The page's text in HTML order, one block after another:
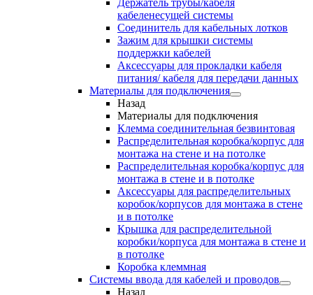
Держатель трубы/кабеля
кабеленесущей системы
Соединитель для кабельных лотков
Зажим для крышки системы
поддержки кабелей
Аксессуары для прокладки кабеля
питания/ кабеля для передачи данных
Материалы для подключения
Назад
Материалы для подключения
Клемма соединительная безвинтовая
Распределительная коробка/корпус для
монтажа на стене и на потолке
Распределительная коробка/корпус для
монтажа в стене и в потолке
Аксессуары для распределительных
коробок/корпусов для монтажа в стене
и в потолке
Крышка для распределительной
коробки/корпуса для монтажа в стене и
в потолке
Коробка клеммная
Системы ввода для кабелей и проводов
Назад